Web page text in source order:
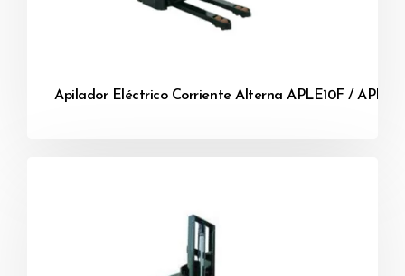
Apilador Eléctrico Corriente Alterna APLE10F /